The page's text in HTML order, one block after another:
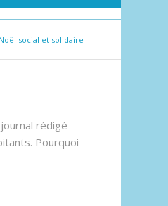
Noël social et solidaire
rédigé
Pourquoi